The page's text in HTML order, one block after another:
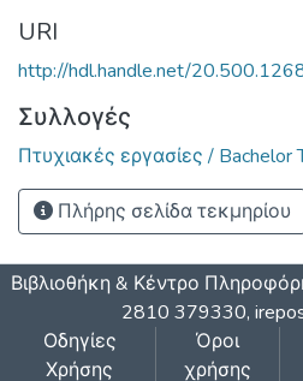
URI
http://hdl.handle.net/
Συλλογές
Πτυχιακές εργασίες / Bachelor
Πλήρης σελίδα τεκμηρίου
Βιβλιοθήκη & Κέντρο
2810 379330,
Οδηγίες
Χρήσης
Όροι
χρήσης